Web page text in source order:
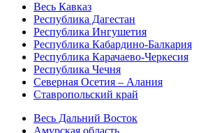
Весь Кавказ
Республика Дагестан
Республика Ингушетия
Республика Кабардино-Балкария
Республика Карачаево-Черкесия
Республика Чечня
Северная Осетия – Алания
Ставропольский край
Весь Дальний Восток
Амурская область